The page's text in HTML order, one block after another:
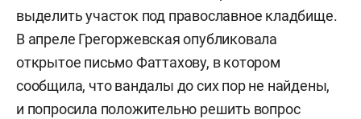
выделить участок под православное кладбище.
В апреле Грегоржевская опубликовала
открытое письмо Фаттахову, в котором
сообщила, что вандалы до сих пор не найдены,
и попросила положительно решить вопрос